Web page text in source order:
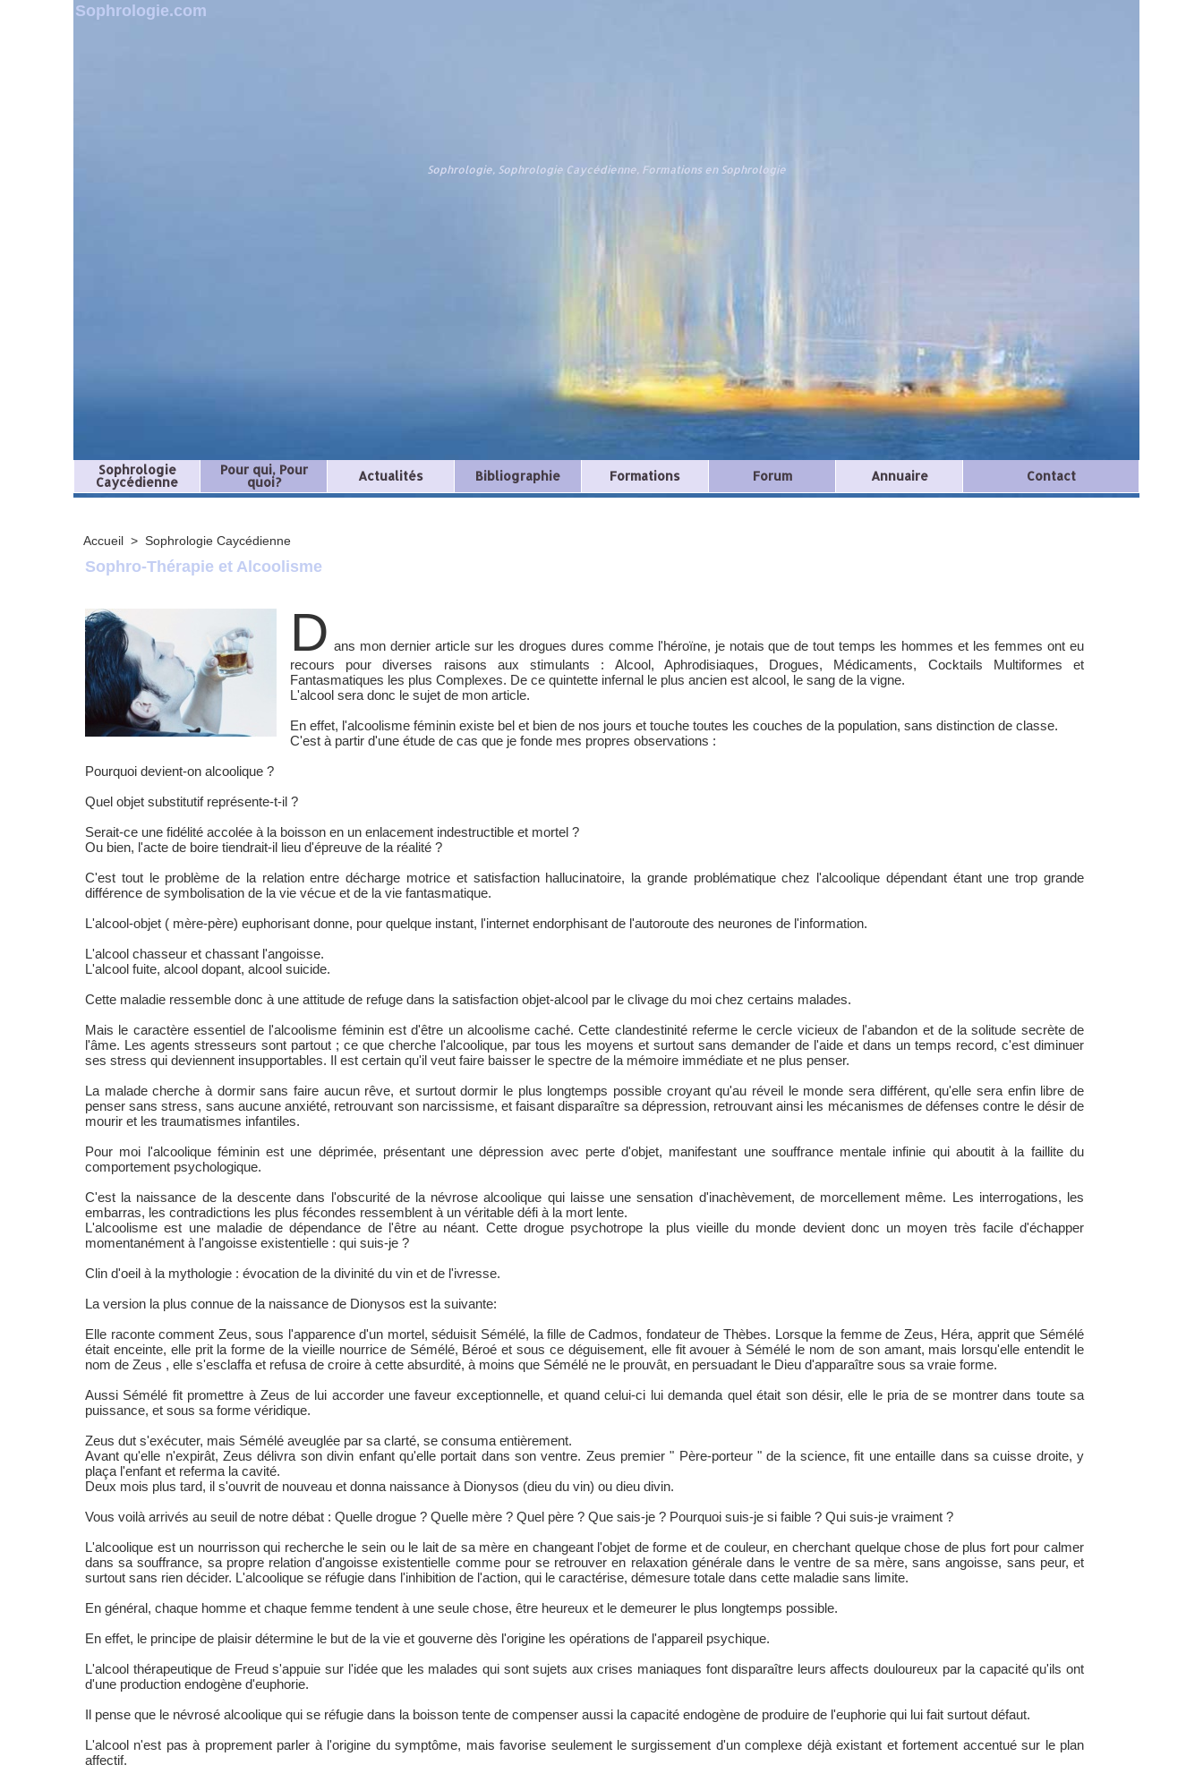
Sophrologie.com
Sophrologie, Sophrologie Caycédienne, Formations en Sophrologie
Sophrologie
Caycédienne
Pour qui, Pour
quoi?
Actualités Bibliographie Formations Forum Annuaire Contact
Accueil > Sophrologie Caycédienne
Sophro-Thérapie et Alcoolisme
D ans mon dernier article sur les drogues dures comme l'héroïne, je notais que de tout temps les hommes et les femmes ont eu
recours pour diverses raisons aux stimulants : Alcool, Aphrodisiaques, Drogues, Médicaments, Cocktails Multiformes et
Fantasmatiques les plus Complexes. De ce quintette infernal le plus ancien est alcool, le sang de la vigne.
L'alcool sera donc le sujet de mon article.
En effet, l'alcoolisme féminin existe bel et bien de nos jours et touche toutes les couches de la population, sans distinction de classe.
C'est à partir d'une étude de cas que je fonde mes propres observations :
Pourquoi devient-on alcoolique ?
Quel objet substitutif représente-t-il ?
Serait-ce une fidélité accolée à la boisson en un enlacement indestructible et mortel ?
Ou bien, l'acte de boire tiendrait-il lieu d'épreuve de la réalité ?
C'est tout le problème de la relation entre décharge motrice et satisfaction hallucinatoire, la grande problématique chez l'alcoolique dépendant étant une trop grande
différence de symbolisation de la vie vécue et de la vie fantasmatique.
L'alcool-objet ( mère-père) euphorisant donne, pour quelque instant, l'internet endorphisant de l'autoroute des neurones de l'information.
L'alcool chasseur et chassant l'angoisse.
L'alcool fuite, alcool dopant, alcool suicide.
Cette maladie ressemble donc à une attitude de refuge dans la satisfaction objet-alcool par le clivage du moi chez certains malades.
Mais le caractère essentiel de l'alcoolisme féminin est d'être un alcoolisme caché. Cette clandestinité referme le cercle vicieux de l'abandon et de la solitude secrète de
l'âme. Les agents stresseurs sont partout ; ce que cherche l'alcoolique, par tous les moyens et surtout sans demander de l'aide et dans un temps record, c'est diminuer
ses stress qui deviennent insupportables. Il est certain qu'il veut faire baisser le spectre de la mémoire immédiate et ne plus penser.
La malade cherche à dormir sans faire aucun rêve, et surtout dormir le plus longtemps possible croyant qu'au réveil le monde sera différent, qu'elle sera enfin libre de
penser sans stress, sans aucune anxiété, retrouvant son narcissisme, et faisant disparaître sa dépression, retrouvant ainsi les mécanismes de défenses contre le désir de
mourir et les traumatismes infantiles.
Pour moi l'alcoolique féminin est une déprimée, présentant une dépression avec perte d'objet, manifestant une souffrance mentale infinie qui aboutit à la faillite du
comportement psychologique.
C'est la naissance de la descente dans l'obscurité de la névrose alcoolique qui laisse une sensation d'inachèvement, de morcellement même. Les interrogations, les
embarras, les contradictions les plus fécondes ressemblent à un véritable défi à la mort lente.
L'alcoolisme est une maladie de dépendance de l'être au néant. Cette drogue psychotrope la plus vieille du monde devient donc un moyen très facile d'échapper
momentanément à l'angoisse existentielle : qui suis-je ?
Clin d'oeil à la mythologie : évocation de la divinité du vin et de l'ivresse.
La version la plus connue de la naissance de Dionysos est la suivante:
Elle raconte comment Zeus, sous l'apparence d'un mortel, séduisit Sémélé, la fille de Cadmos, fondateur de Thèbes. Lorsque la femme de Zeus, Héra, apprit que Sémélé
était enceinte, elle prit la forme de la vieille nourrice de Sémélé, Béroé et sous ce déguisement, elle fit avouer à Sémélé le nom de son amant, mais lorsqu'elle entendit le
nom de Zeus , elle s'esclaffa et refusa de croire à cette absurdité, à moins que Sémélé ne le prouvât, en persuadant le Dieu d'apparaître sous sa vraie forme.
Aussi Sémélé fit promettre à Zeus de lui accorder une faveur exceptionnelle, et quand celui-ci lui demanda quel était son désir, elle le pria de se montrer dans toute sa
puissance, et sous sa forme véridique.
Zeus dut s'exécuter, mais Sémélé aveuglée par sa clarté, se consuma entièrement.
Avant qu'elle n'expirât, Zeus délivra son divin enfant qu'elle portait dans son ventre. Zeus premier " Père-porteur " de la science, fit une entaille dans sa cuisse droite, y
plaça l'enfant et referma la cavité.
Deux mois plus tard, il s'ouvrit de nouveau et donna naissance à Dionysos (dieu du vin) ou dieu divin.
Vous voilà arrivés au seuil de notre débat : Quelle drogue ? Quelle mère ? Quel père ? Que sais-je ? Pourquoi suis-je si faible ? Qui suis-je vraiment ?
L'alcoolique est un nourrisson qui recherche le sein ou le lait de sa mère en changeant l'objet de forme et de couleur, en cherchant quelque chose de plus fort pour calmer
dans sa souffrance, sa propre relation d'angoisse existentielle comme pour se retrouver en relaxation générale dans le ventre de sa mère, sans angoisse, sans peur, et
surtout sans rien décider. L'alcoolique se réfugie dans l'inhibition de l'action, qui le caractérise, démesure totale dans cette maladie sans limite.
En général, chaque homme et chaque femme tendent à une seule chose, être heureux et le demeurer le plus longtemps possible.
En effet, le principe de plaisir détermine le but de la vie et gouverne dès l'origine les opérations de l'appareil psychique.
L'alcool thérapeutique de Freud s'appuie sur l'idée que les malades qui sont sujets aux crises maniaques font disparaître leurs affects douloureux par la capacité qu'ils ont
d'une production endogène d'euphorie.
Il pense que le névrosé alcoolique qui se réfugie dans la boisson tente de compenser aussi la capacité endogène de produire de l'euphorie qui lui fait surtout défaut.
L'alcool n'est pas à proprement parler à l'origine du symptôme, mais favorise seulement le surgissement d'un complexe déjà existant et fortement accentué sur le plan
affectif.